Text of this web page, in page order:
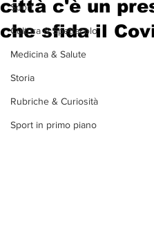
Sport
Cultura & Spettacolo
Medicina & Salute
Storia
Rubriche & Curiosità
Sport in primo piano
città c'è un
che sfida il